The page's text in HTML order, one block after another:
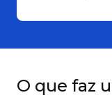
O que faz